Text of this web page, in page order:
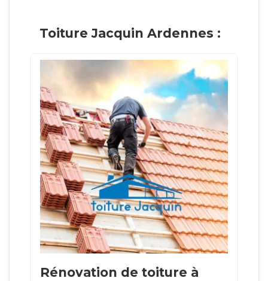
Toiture Jacquin Ardennes :
Rénovation de toiture à